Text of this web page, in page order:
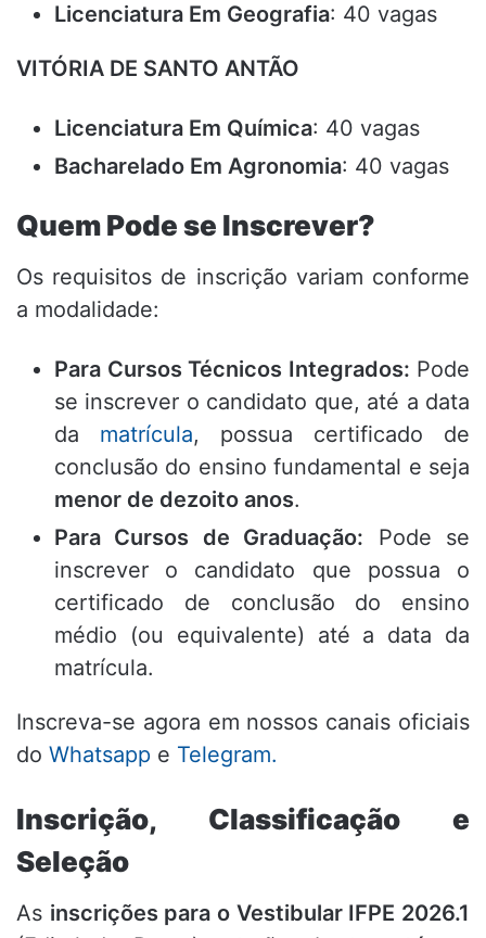
Licenciatura Em Geografia: 40 vagas
VITÓRIA DE SANTO ANTÃO
Licenciatura Em Química: 40 vagas
Bacharelado Em Agronomia: 40 vagas
Quem Pode se Inscrever?
Os requisitos de inscrição variam conforme
a modalidade:
Para Cursos Técnicos Integrados: Pode
se inscrever o candidato que, até a data
da matrícula, possua certificado de
conclusão do ensino fundamental e seja
menor de dezoito anos.
Para Cursos de Graduação: Pode se
inscrever o candidato que possua o
certificado de conclusão do ensino
médio (ou equivalente) até a data da
matrícula.
Inscreva-se agora em nossos canais oficiais
do Whatsapp e Telegram.
Inscrição, Classificação e
Seleção
As inscrições para o Vestibular IFPE 2026.1